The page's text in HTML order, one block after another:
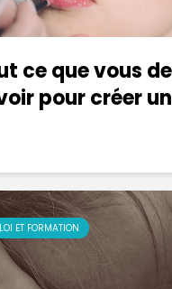
ce que vous
pour créer
ET FORMATION